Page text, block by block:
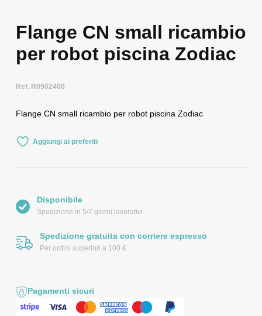
Flange CN small ricambio
per robot piscina Zodiac
Ref. R0902400
Flange CN small ricambio per robot piscina Zodiac
Aggiungi ai preferiti
Disponibile
Spedizione in 5/7 giorni lavorativi
Spedizione gratuita con corriere espresso
Per ordini superiori a 100 €
Pagamenti sicuri